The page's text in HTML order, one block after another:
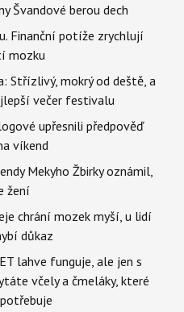
Švandové berou dech
Finanční potíže zrychlují
mozku
Střízlivý, mokrý od deště, a
večer festivalu
upřesnili předpověď
víkend
Mekyho Žbirky oznámil,
žení
chrání mozek myší, u lidí
důkaz
lahve funguje, ale jen s
včely a čmeláky, které